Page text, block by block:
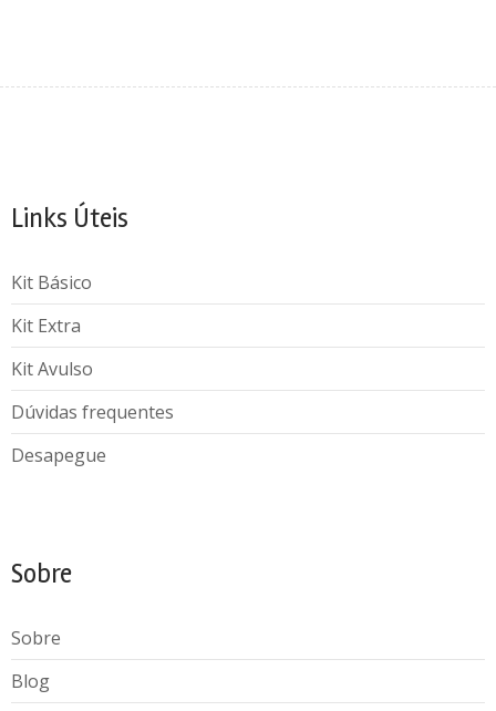
Links Úteis
Kit Básico
Kit Extra
Kit Avulso
Dúvidas frequentes
Desapegue
Sobre
Sobre
Blog